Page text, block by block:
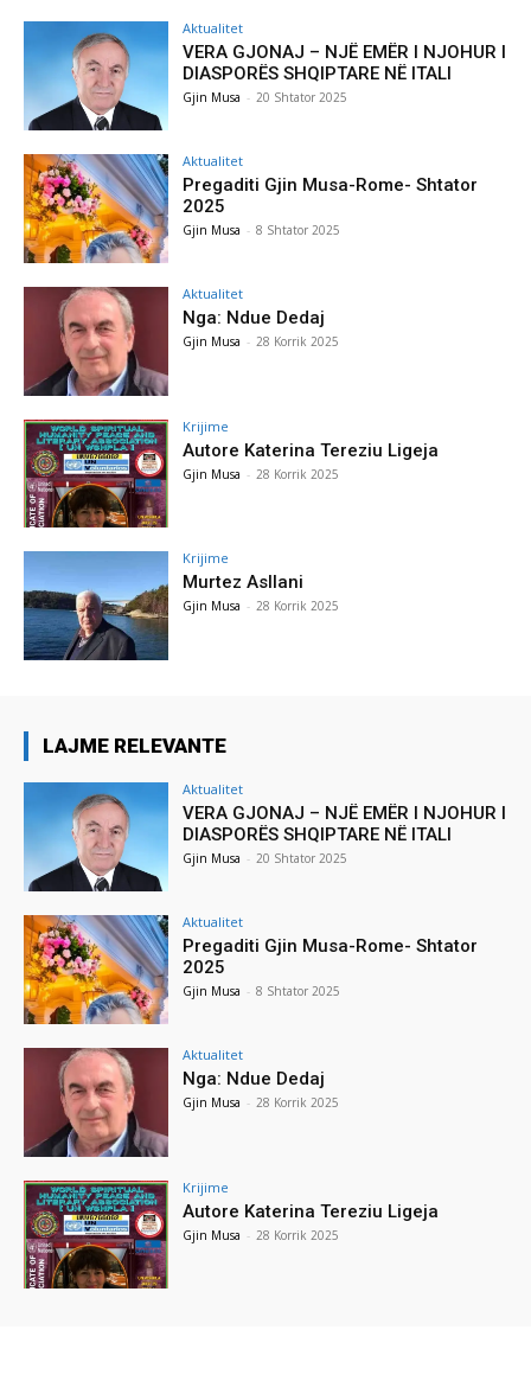
Aktualitet
VERA GJONAJ – NJË EMËR I NJOHUR I
DIASPORËS SHQIPTARE NË ITALI
Gjin Musa - 20 Shtator 2025
Aktualitet
Pregaditi Gjin Musa-Rome- Shtator
2025
Gjin Musa - 8 Shtator 2025
Aktualitet
Nga: Ndue Dedaj
Gjin Musa - 28 Korrik 2025
Krijime
Autore Katerina Tereziu Ligeja
Gjin Musa - 28 Korrik 2025
Krijime
Murtez Asllani
Gjin Musa - 28 Korrik 2025
LAJME RELEVANTE
Aktualitet
VERA GJONAJ – NJË EMËR I NJOHUR I
DIASPORËS SHQIPTARE NË ITALI
Gjin Musa - 20 Shtator 2025
Aktualitet
Pregaditi Gjin Musa-Rome- Shtator
2025
Gjin Musa - 8 Shtator 2025
Aktualitet
Nga: Ndue Dedaj
Gjin Musa - 28 Korrik 2025
Krijime
Autore Katerina Tereziu Ligeja
Gjin Musa - 28 Korrik 2025